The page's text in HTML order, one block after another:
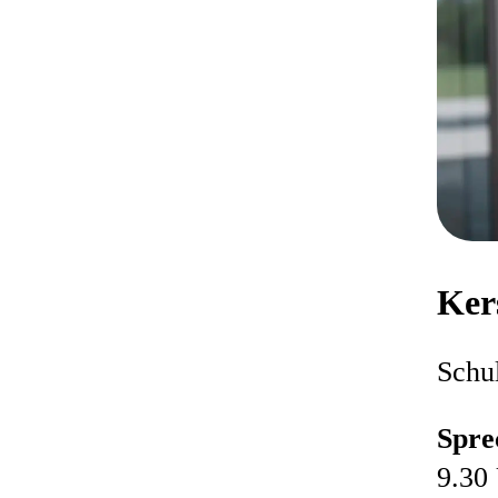
9.30